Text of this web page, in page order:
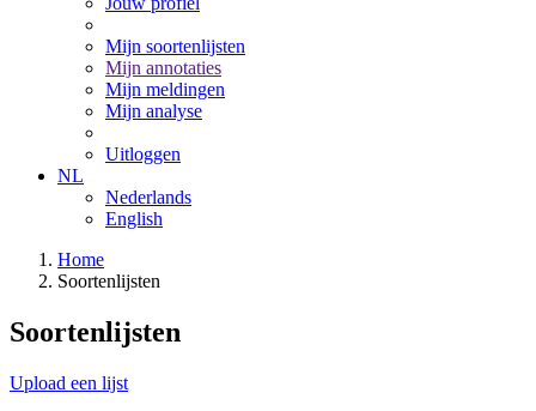
Mijn soortenlijsten
Mijn annotaties
Mijn meldingen
Mijn analyse
Uitloggen
NL
Nederlands
English
Home
Soortenlijsten
Soortenlijsten
Upload een lijst